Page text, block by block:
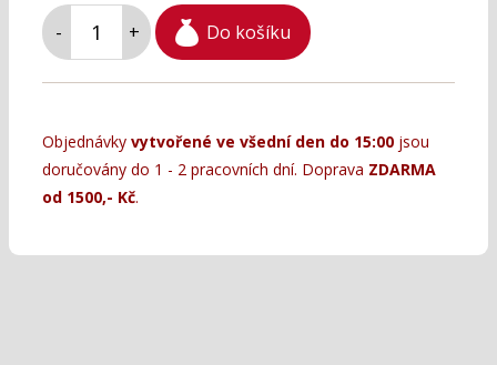
- + Do košíku
Objednávky vytvořené ve všední den do 15:00 jsou
doručovány do 1 - 2 pracovních dní. Doprava ZDARMA
od 1500,- Kč.